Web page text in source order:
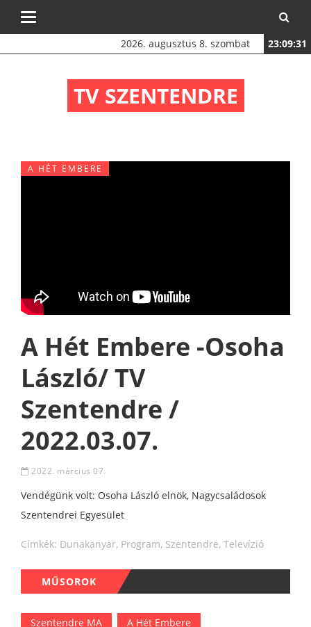
Toggle
2026. augusztus 8. szombat 23:09:32
TV SZENTENDRE
A HÉT EMBERE
A Hét Embere -Osoha
László/ TV
Szentendre /
2022.03.07.
2022. március 07.
Vendégünk volt: Osoha László elnök, Nagycsaládosok
Szentendrei Egyesület
Címkék: Dunakanyar, Program, Szentendre, Televízió
MŰSOROK
Szentendre MA
A Hét Embere